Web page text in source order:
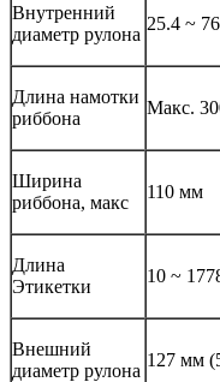
Внутренний
диаметр рулона
25.4 ~
Длина намотки
риббона
Макс.
Ширина
риббона, макс
110 мм
Длина
Этикетки
10 ~
Внешний
диаметр рулона
127 мм